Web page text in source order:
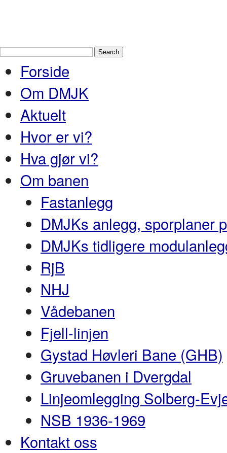
Forside
Om DMJK
Aktuelt
Hvor er vi?
Hva gjør vi?
Om banen
Fastanlegg
DMJKs anlegg, sporplaner
DMJKs tidligere
RjB
NHJ
Vådebanen
Fjell-linjen
Gystad Høvleri Bane (GHB)
Gruvebanen i Dvergdal
Linjeomlegging Solberg-
NSB 1936-1969
Kontakt oss